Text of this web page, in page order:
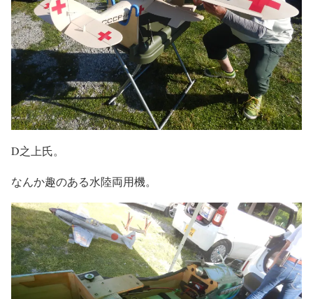
D之上氏。
なんか趣のある水陸両用機。